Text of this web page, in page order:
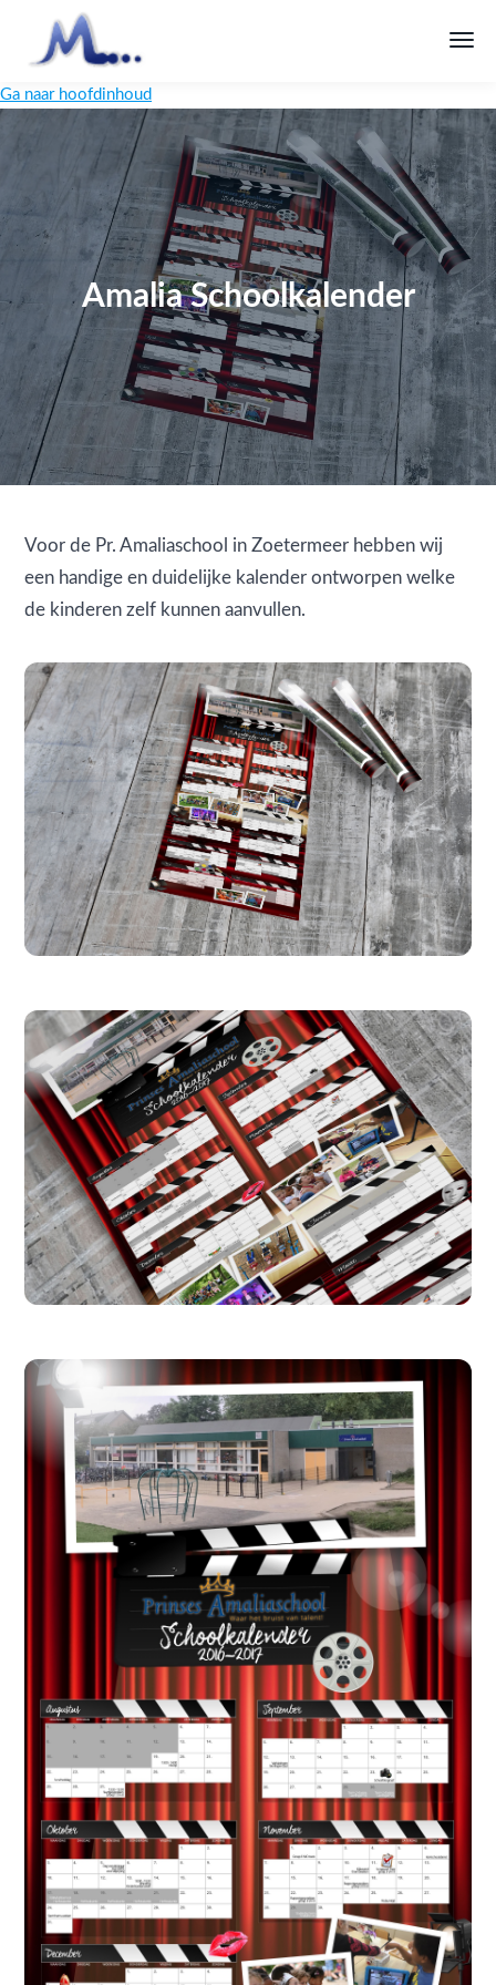
Ga naar hoofdinhoud
Amalia Schoolkalender
Voor de Pr. Amaliaschool in Zoetermeer hebben wij
een handige en duidelijke kalender ontworpen welke
de kinderen zelf kunnen aanvullen.